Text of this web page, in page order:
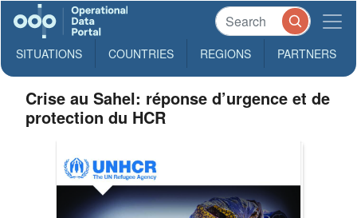
SITUATIONS COUNTRIES REGIONS PARTNERS
Crise au Sahel: réponse d’urgence et de
protection du HCR